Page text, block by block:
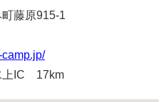
藤原915-1
上IC 17km